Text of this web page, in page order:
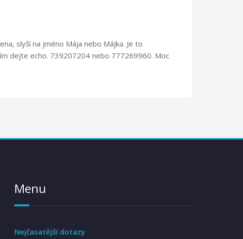
slyší na jméno Mája nebo Májka. Je to
dejte echo. 739207204 nebo 777269960. Moc
Menu
Nejčasatější dotazy